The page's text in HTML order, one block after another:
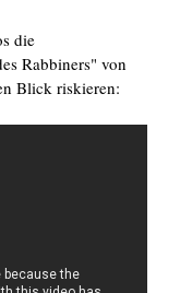
die
Rabbiners" von
Blick riskieren: